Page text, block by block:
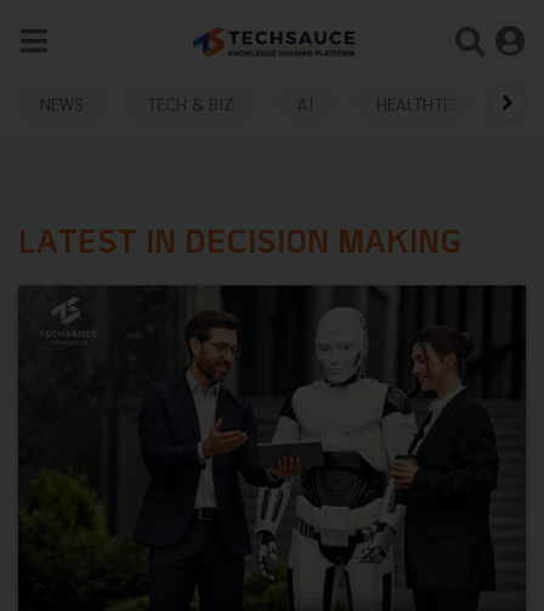
NEWS TECH & BIZ AI HEALTHTECH
LATEST IN DECISION MAKING